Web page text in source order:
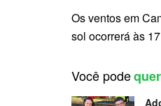
Os ventos em
sol ocorrerá às
Você pode